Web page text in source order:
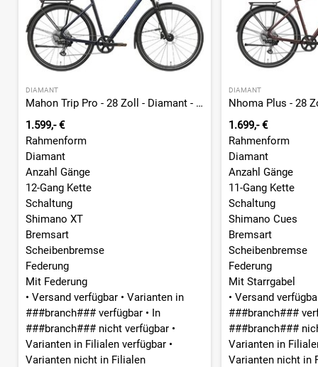
DIAMANT
Mahon Trip Pro - 28 Zoll - Diamant - 2026
1.599,- €
Rahmenform
Diamant
Anzahl Gänge
12-Gang Kette
Schaltung
Shimano XT
Bremsart
Scheibenbremse
Federung
Mit Federung
• Versand verfügbar • Varianten in
###branch### verfügbar • In
###branch### nicht verfügbar •
Varianten in Filialen verfügbar •
Varianten nicht in Filialen
DIAMANT
1.699,- €
Rahmenform
Diamant
Anzahl Gänge
11-Gang Kette
Schaltung
Shimano Cues
Bremsart
Scheibenbremse
Federung
Mit Starrgabel
• Versand
###branch###
###branch###
Varianten in
Varianten nicht in